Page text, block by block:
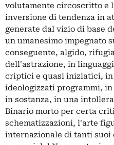
volutamente circoscritto e
inversione di tendenza in
generate dal vizio di base
un umanesimo impegnato
conseguente, algido,
dell'astrazione, in
criptici e quasi iniziatici,
ideologizzati programmi,
in sostanza, in una
Binario morto per certa
schematizzazioni, l'arte
internazionale di tanti suoi